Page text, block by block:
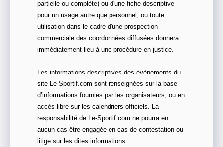
partielle ou complète) ou d'une fiche descriptive
pour un usage autre que personnel, ou toute
utilisation dans le cadre d'une prospection
commerciale des coordonnées diffusées donnera
immédiatement lieu à une procédure en justice.
Les informations descriptives des évènements du
site Le-Sportif.com sont renseignées sur la base
d’informations fournies par les organisateurs, ou en
accès libre sur les calendriers officiels. La
responsabilité de Le-Sportif.com ne pourra en
aucun cas être engagée en cas de contestation ou
litige sur les dites informations.